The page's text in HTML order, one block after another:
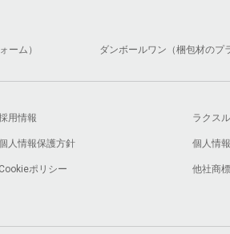
ーム） ダンボールワン（梱包材のプ
用情報 ラクス
人情報保護方針 個人情
Cookieポリシー 他社商標